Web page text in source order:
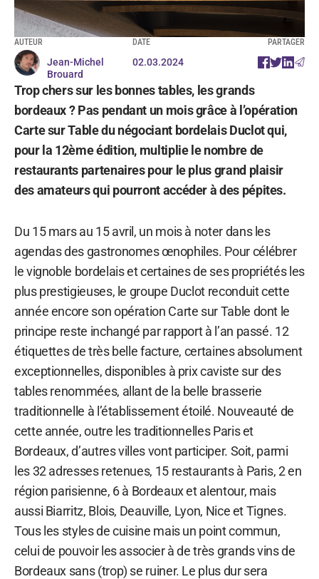
AUTEUR
Jean-Michel
Brouard
DATE
02.03.2024
PARTAGER
Trop chers sur les bonnes tables, les grands
bordeaux ? Pas pendant un mois grâce à l’opération
Carte sur Table du négociant bordelais Duclot qui,
pour la 12ème édition, multiplie le nombre de
restaurants partenaires pour le plus grand plaisir
des amateurs qui pourront accéder à des pépites.
Du 15 mars au 15 avril, un mois à noter dans les
agendas des gastronomes œnophiles. Pour célébrer
le vignoble bordelais et certaines de ses propriétés les
plus prestigieuses, le groupe Duclot reconduit cette
année encore son opération Carte sur Table dont le
principe reste inchangé par rapport à l’an passé. 12
étiquettes de très belle facture, certaines absolument
exceptionnelles, disponibles à prix caviste sur des
tables renommées, allant de la belle brasserie
traditionnelle à l’établissement étoilé. Nouveauté de
cette année, outre les traditionnelles Paris et
Bordeaux, d’autres villes vont participer. Soit, parmi
les 32 adresses retenues, 15 restaurants à Paris, 2 en
région parisienne, 6 à Bordeaux et alentour, mais
aussi Biarritz, Blois, Deauville, Lyon, Nice et Tignes.
Tous les styles de cuisine mais un point commun,
celui de pouvoir les associer à de très grands vins de
Bordeaux sans (trop) se ruiner. Le plus dur sera